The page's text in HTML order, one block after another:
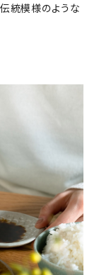
伝統模様のような